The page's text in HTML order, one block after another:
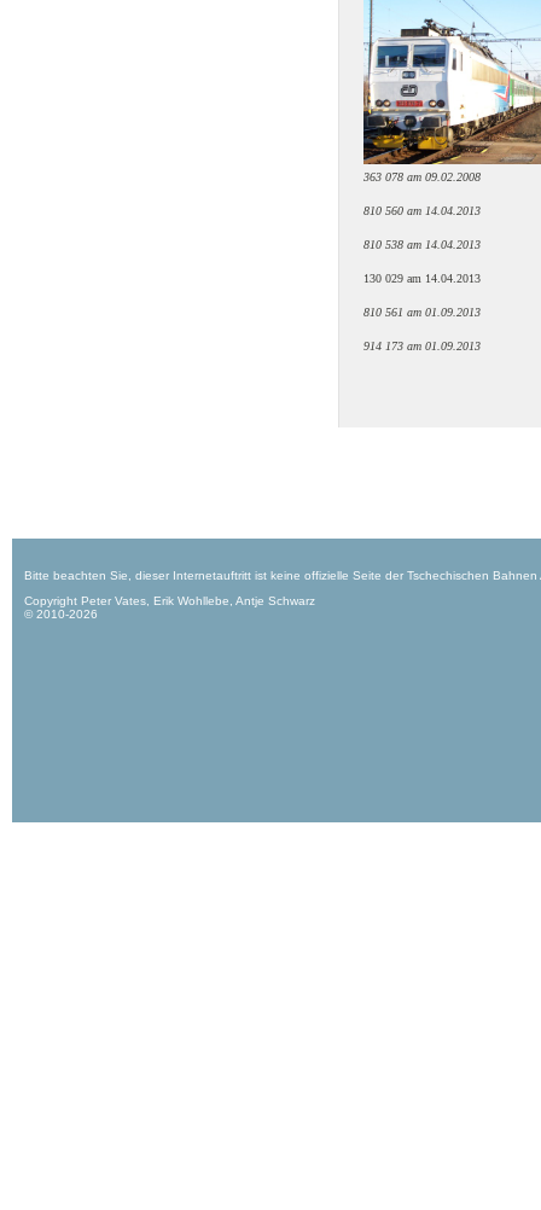
363 078 am 09.02.2008
810 560 am 14.04.2013
810 538 am 14.04.2013
130 029 am 14.04.2013
810 561 am 01.09.2013
914 173 am 01.09.2013
Bitte beachten Sie, dieser Internetauftritt ist keine offizielle Seite der Tschechischen
Copyright Peter Vates, Erik Wohllebe, Antje Schwarz
© 2010-2026